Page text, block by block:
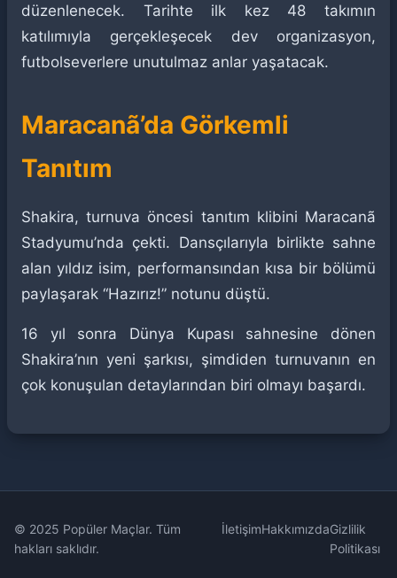
düzenlenecek. Tarihte ilk kez 48 takımın
katılımıyla gerçekleşecek dev organizasyon,
futbolseverlere unutulmaz anlar yaşatacak.
Maracanã’da Görkemli
Tanıtım
Shakira, turnuva öncesi tanıtım klibini Maracanã
Stadyumu’nda çekti. Dansçılarıyla birlikte sahne
alan yıldız isim, performansından kısa bir bölümü
paylaşarak “Hazırız!” notunu düştü.
16 yıl sonra Dünya Kupası sahnesine dönen
Shakira’nın yeni şarkısı, şimdiden turnuvanın en
çok konuşulan detaylarından biri olmayı başardı.
© 2025 Popüler Maçlar. Tüm
hakları saklıdır.
İletişimHakkımızdaGizlilik
Politikası